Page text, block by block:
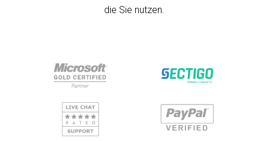
die Sie nutzen.